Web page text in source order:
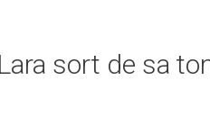
sort de sa